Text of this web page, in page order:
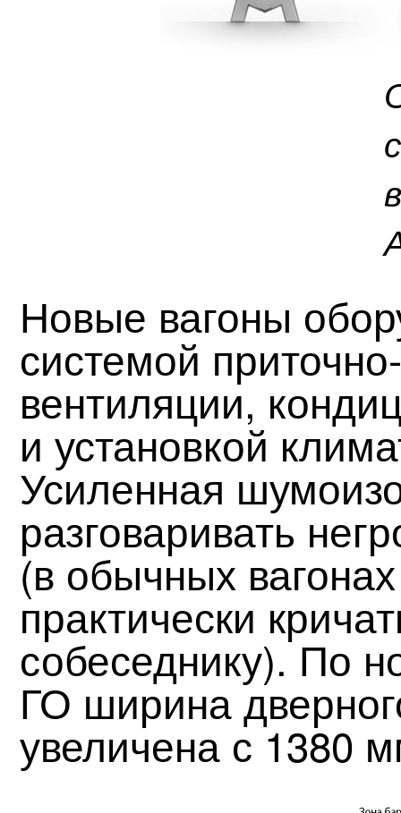
Новые вагоны
системой
вентиляции,
и установкой
Усиленная
разговаривать
(в обычных
практически
собеседнику). По
ГО ширина
увеличена с 1380